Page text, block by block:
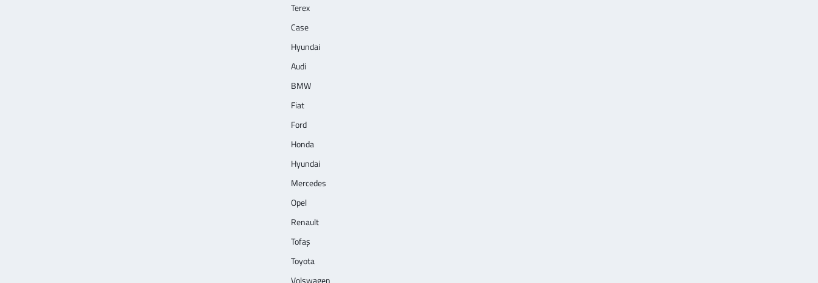
Terex
Case
Hyundai
Audi
BMW
Fiat
Ford
Honda
Hyundai
Mercedes
Opel
Renault
Tofaş
Toyota
Volswagen